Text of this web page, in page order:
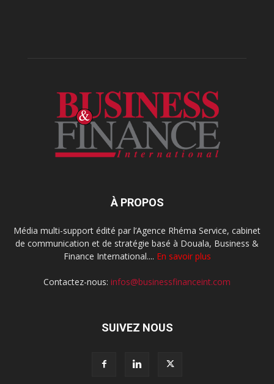
À PROPOS
Média multi-support édité par l’Agence Rhéma Service, cabinet
de communication et de stratégie basé à Douala, Business &
Finance International.... En savoir plus
Contactez-nous: infos@businessfinanceint.com
SUIVEZ NOUS